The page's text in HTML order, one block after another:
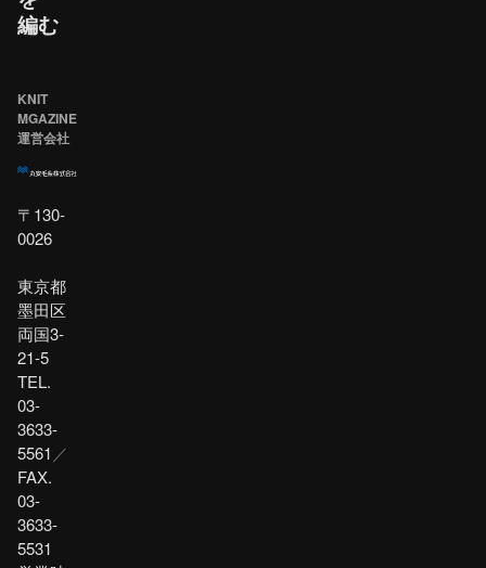
編む
KNIT
MGAZINE
運営会社
〒130-
0026
東京都
墨田区
両国3-
21-5
TEL.
03-
3633-
5561 ／
FAX.
03-
3633-
5531